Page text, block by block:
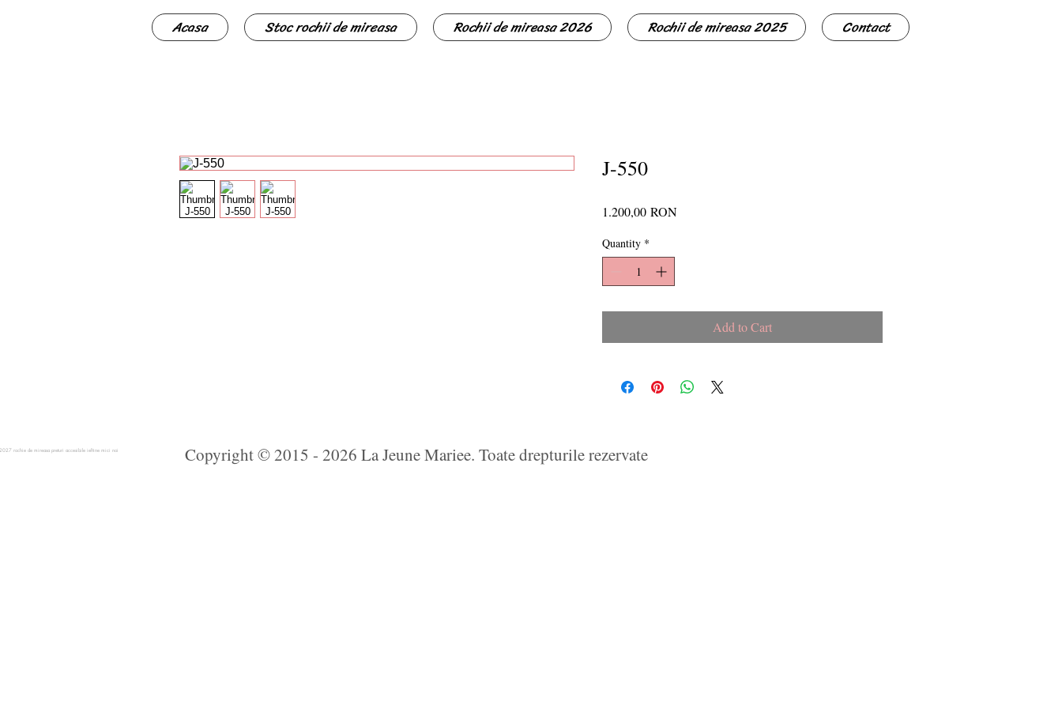
Acasa Stoc rochii de mireasa Rochii de mireasa 2026 Rochii de mireasa 2025 Contact
J-550
1.200,00 RONPrice
Quantity *
Add to Cart
rochie de mireasa preturi accesibile ieftine mici noi Copyright © 2015 - 2026 La Jeune Mariee. Toate drepturile rezervate